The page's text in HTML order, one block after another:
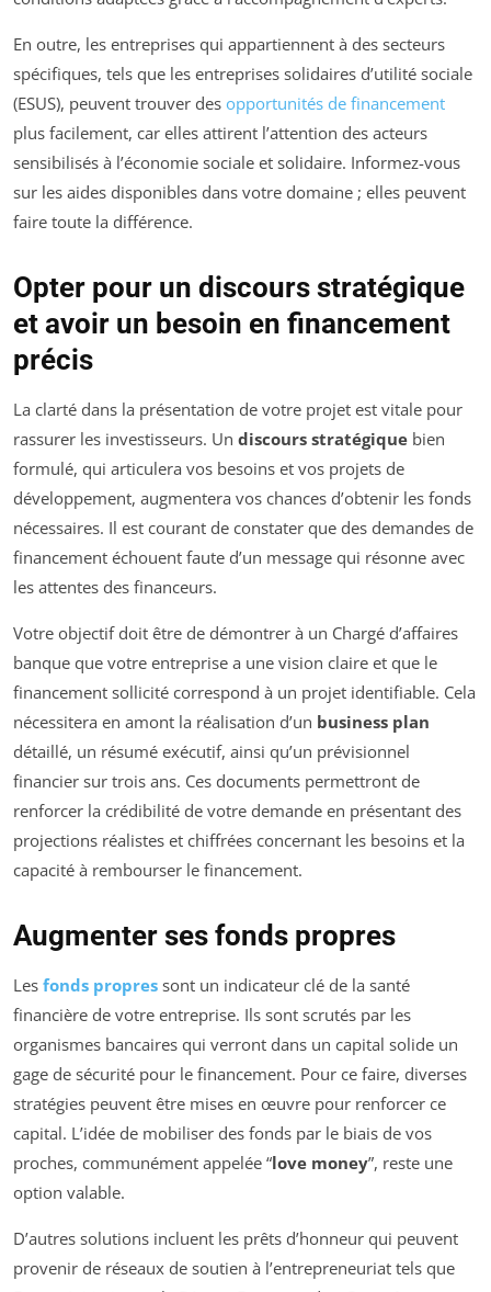
En outre, les entreprises qui appartiennent à des secteurs
spécifiques, tels que les entreprises solidaires d’utilité sociale
(ESUS), peuvent trouver des opportunités de financement
plus facilement, car elles attirent l’attention des acteurs
sensibilisés à l’économie sociale et solidaire. Informez-vous
sur les aides disponibles dans votre domaine ; elles peuvent
faire toute la différence.
Opter pour un discours stratégique
et avoir un besoin en financement
précis
La clarté dans la présentation de votre projet est vitale pour
rassurer les investisseurs. Un discours stratégique bien
formulé, qui articulera vos besoins et vos projets de
développement, augmentera vos chances d’obtenir les fonds
nécessaires. Il est courant de constater que des demandes de
financement échouent faute d’un message qui résonne avec
les attentes des financeurs.
Votre objectif doit être de démontrer à un Chargé d’affaires
banque que votre entreprise a une vision claire et que le
financement sollicité correspond à un projet identifiable. Cela
nécessitera en amont la réalisation d’un business plan
détaillé, un résumé exécutif, ainsi qu’un prévisionnel
financier sur trois ans. Ces documents permettront de
renforcer la crédibilité de votre demande en présentant des
projections réalistes et chiffrées concernant les besoins et la
capacité à rembourser le financement.
Augmenter ses fonds propres
Les fonds propres sont un indicateur clé de la santé
financière de votre entreprise. Ils sont scrutés par les
organismes bancaires qui verront dans un capital solide un
gage de sécurité pour le financement. Pour ce faire, diverses
stratégies peuvent être mises en œuvre pour renforcer ce
capital. L’idée de mobiliser des fonds par le biais de vos
proches, communément appelée “love money”, reste une
option valable.
D’autres solutions incluent les prêts d’honneur qui peuvent
provenir de réseaux de soutien à l’entrepreneuriat tels que